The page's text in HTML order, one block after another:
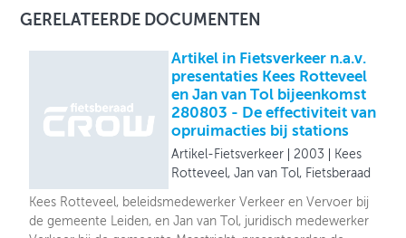
GERELATEERDE DOCUMENTEN
Artikel in Fietsverkeer n.a.v.
presentaties Kees Rotteveel
en Jan van Tol bijeenkomst
280803 - De effectiviteit van
opruimacties bij stations
Artikel-Fietsverkeer 2003
Kees
Rotteveel, Jan van Tol, Fietsberaad
Kees Rotteveel, beleidsmedewerker Verkeer en Vervoer bij
de gemeente Leiden, en Jan van Tol, juridisch medewerker